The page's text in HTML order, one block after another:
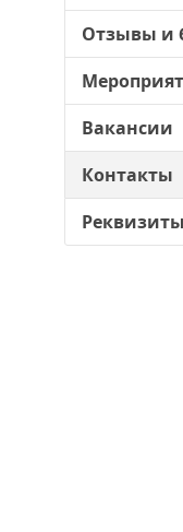
Отзывы и
Вакансии
Контакты